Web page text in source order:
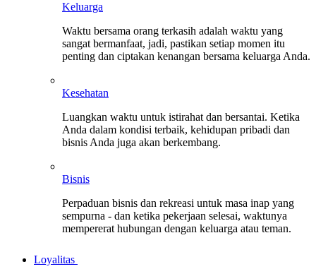
Keluarga
Waktu bersama orang terkasih adalah waktu yang
sangat bermanfaat, jadi, pastikan setiap momen itu
penting dan ciptakan kenangan bersama keluarga Anda.
Kesehatan
Luangkan waktu untuk istirahat dan bersantai. Ketika
Anda dalam kondisi terbaik, kehidupan pribadi dan
bisnis Anda juga akan berkembang.
Bisnis
Perpaduan bisnis dan rekreasi untuk masa inap yang
sempurna - dan ketika pekerjaan selesai, waktunya
mempererat hubungan dengan keluarga atau teman.
Loyalitas